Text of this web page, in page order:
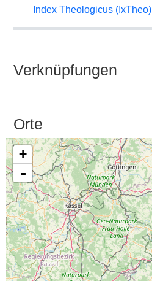
Index Theologicus (IxTheo)
Verknüpfungen
Orte
+
-